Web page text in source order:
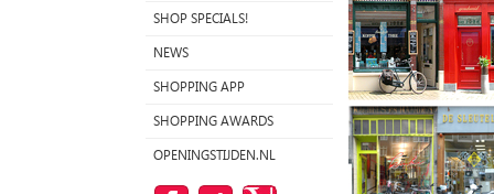
SHOP SPECIALS!
NEWS
SHOPPING APP
SHOPPING AWARDS
OPENINGSTIJDEN.NL